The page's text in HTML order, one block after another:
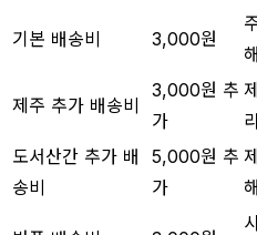
기본 배송비 3,000원
제주 추가 배송비
3,000원 추
가
도서산간 추가 배
송비
5,000원 추
가